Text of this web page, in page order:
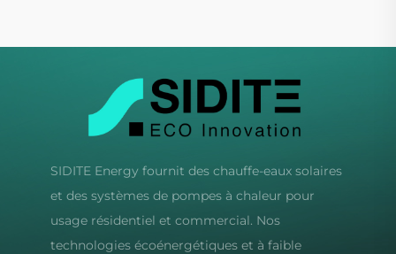
SIDITE Energy fournit des chauffe-eaux solaires
et des systèmes de pompes à chaleur pour
usage résidentiel et commercial. Nos
technologies écoénergétiques et à faible